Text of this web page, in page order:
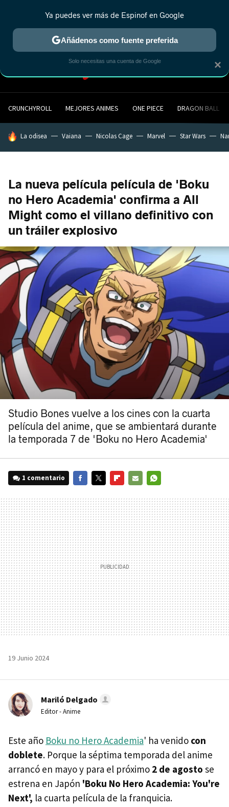
CRUNCHYROLL MEJORES ANIMES ONE PIECE DRAGON BALL
HOY SE HABLA DE
La odisea Vaiana Nicolas Cage Marvel Star Wars
La nueva película película de 'Boku
no Hero Academia' confirma a All
Might como el villano definitivo con
un tráiler explosivo
Studio Bones vuelve a los cines con la cuarta
película del anime, que se ambientará durante
la temporada 7 de 'Boku no Hero Academia'
1 comentario
MAIL
19 Junio 2024
Mariló Delgado
Editor - Anime
Este año Boku no Hero Academia' ha venido con
doblete. Porque la séptima temporada del anime
arrancó en mayo y para el próximo 2 de agosto se
estrena en Japón 'Boku No Hero Academia: You're
Next', la cuarta película de la franquicia.
×
Ya puedes ver más de Espinof en Google
Añádenos como fuente preferida
Solo necesitas una cuenta de Google